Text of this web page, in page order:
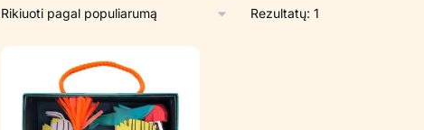
Rezultatų: 1